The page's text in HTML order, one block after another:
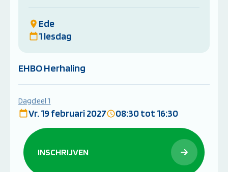
Ede
1 lesdag
EHBO Herhaling
Dagdeel 1
Vr. 19 februari 2027 08:30 tot 16:30
INSCHRIJVEN